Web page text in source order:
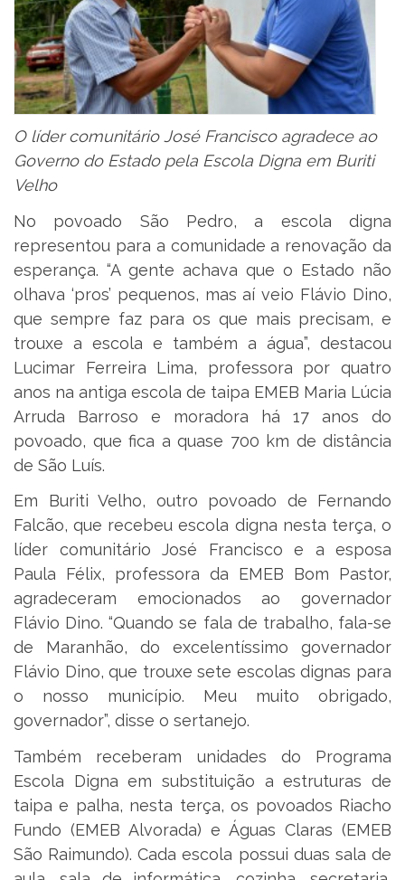
O líder comunitário José Francisco agradece ao
Governo do Estado pela Escola Digna em Buriti
Velho
No povoado São Pedro, a escola digna
representou para a comunidade a renovação da
esperança. “A gente achava que o Estado não
olhava ‘pros’ pequenos, mas aí veio Flávio Dino,
que sempre faz para os que mais precisam, e
trouxe a escola e também a água”, destacou
Lucimar Ferreira Lima, professora por quatro
anos na antiga escola de taipa EMEB Maria Lúcia
Arruda Barroso e moradora há 17 anos do
povoado, que fica a quase 700 km de distância
de São Luís.
Em Buriti Velho, outro povoado de Fernando
Falcão, que recebeu escola digna nesta terça, o
líder comunitário José Francisco e a esposa
Paula Félix, professora da EMEB Bom Pastor,
agradeceram emocionados ao governador
Flávio Dino. “Quando se fala de trabalho, fala-se
de Maranhão, do excelentíssimo governador
Flávio Dino, que trouxe sete escolas dignas para
o nosso município. Meu muito obrigado,
governador”, disse o sertanejo.
Também receberam unidades do Programa
Escola Digna em substituição a estruturas de
taipa e palha, nesta terça, os povoados Riacho
Fundo (EMEB Alvorada) e Águas Claras (EMEB
São Raimundo). Cada escola possui duas sala de